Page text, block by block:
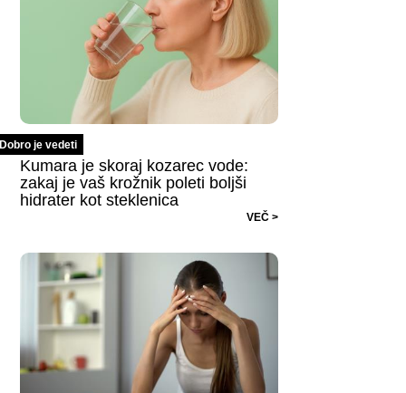
Dobro je vedeti
Kumara je skoraj kozarec vode:
zakaj je vaš krožnik poleti boljši
hidrater kot steklenica
VEČ >